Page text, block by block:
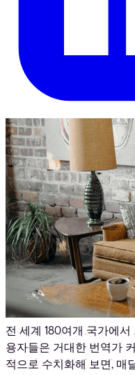
전 세계 180여개 국가에
용자들은 거대한 번역가
적으로 수치화해 보면, 매